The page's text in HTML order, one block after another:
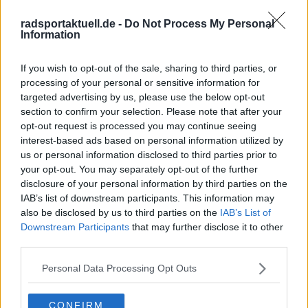
radsportaktuell.de - Do Not Process My Personal
Information
If you wish to opt-out of the sale, sharing to third parties, or
processing of your personal or sensitive information for
targeted advertising by us, please use the below opt-out
section to confirm your selection. Please note that after your
opt-out request is processed you may continue seeing
interest-based ads based on personal information utilized by
us or personal information disclosed to third parties prior to
your opt-out. You may separately opt-out of the further
disclosure of your personal information by third parties on the
IAB’s list of downstream participants. This information may
also be disclosed by us to third parties on the IAB’s List of
Downstream Participants that may further disclose it to other
Personal Data Processing Opt Outs
CONFIRM
Momenten einzusetzen – in einem Giro, der hinter
Weiterlesen
Startliste Giro d’Italia 2026 ist
komplett: Fahrer - Jonas
Vingegaard, Filippo Ganna, Giulio
Pellizzari, Jonathan Milan, Georg
Steinhauser, Pascal Ackermann
und weitere
„Ich habe ausdrücklich darum
gebeten, dass er an meiner Seite
ist“ – Jonas Vingegaard über
den Giro d’Italia 2026 bei Visma